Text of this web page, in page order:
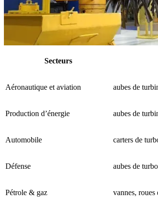
Secteurs
Aéronautique et aviation aubes de
Production d’énergie aubes de
Automobile carters de
Défense aubes de
Pétrole & gaz vannes, roues